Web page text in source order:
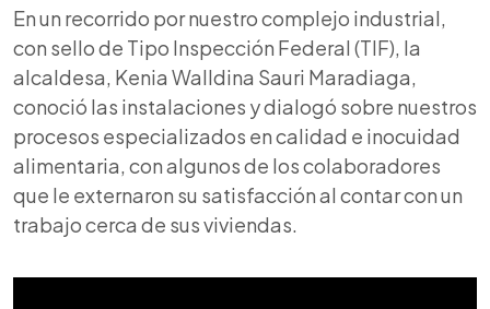
En un recorrido por nuestro complejo industrial,
con sello de Tipo Inspección Federal (TIF), la
alcaldesa, Kenia Walldina Sauri Maradiaga,
conoció las instalaciones y dialogó sobre nuestros
procesos especializados en calidad e inocuidad
alimentaria, con algunos de los colaboradores
que le externaron su satisfacción al contar con un
trabajo cerca de sus viviendas.